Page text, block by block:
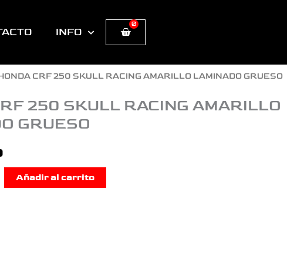
INFO
0
Cart
CRF 250 SKULL RACING AMARILLO LAMINADO GRUESO
250 SKULL RACING AMARILLO
GRUESO
Añadir al carrito